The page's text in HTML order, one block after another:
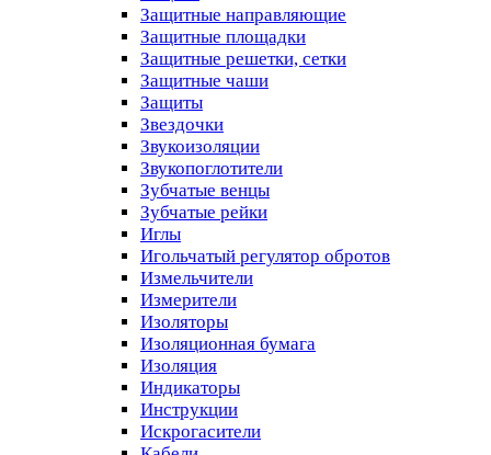
Защитные направляющие
Защитные площадки
Защитные решетки, сетки
Защитные чаши
Защиты
Звездочки
Звукоизоляции
Звукопоглотители
Зубчатые венцы
Зубчатые рейки
Иглы
Игольчатый регулятор обротов
Измельчители
Измерители
Изоляторы
Изоляционная бумага
Изоляция
Индикаторы
Инструкции
Искрогасители